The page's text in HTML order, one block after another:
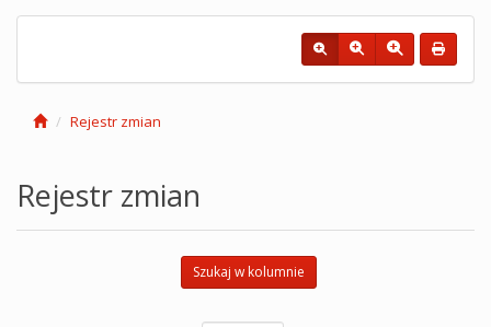
Rejestr zmian
Rejestr zmian
Szukaj w kolumnie